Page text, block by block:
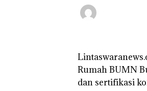
Rumah BUMN
dan sertifikasi